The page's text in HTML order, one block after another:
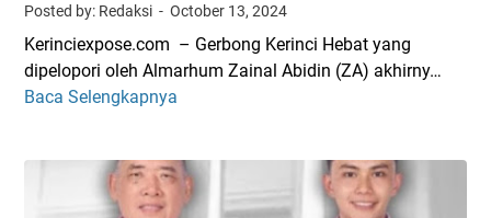
a
k
e
R
I
K
e
l
u
T
e
Posted by: Redaksi October 13, 2024
Kerinciexpose.com – Gerbong Kerinci Hebat yang
dipelopori oleh Almarhum Zainal Abidin (ZA) akhirny…
Baca Selengkapnya
t